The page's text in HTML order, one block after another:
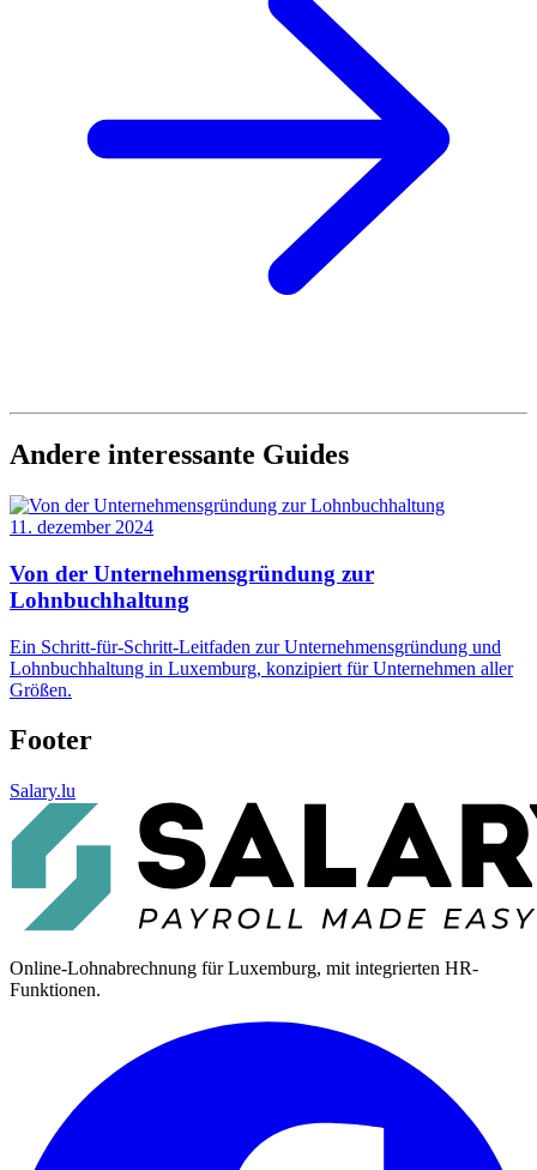
Andere interessante Guides
11. dezember 2024
Von der Unternehmensgründung zur
Lohnbuchhaltung
Ein Schritt-für-Schritt-Leitfaden zur Unternehmensgründung und
Lohnbuchhaltung in Luxemburg, konzipiert für Unternehmen aller
Größen.
Footer
Salary.lu
Online-Lohnabrechnung für Luxemburg, mit integrierten HR-
Funktionen.